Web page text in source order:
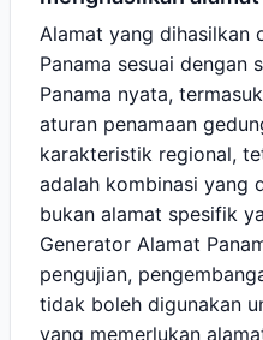
Alamat yang dihasilkan
Panama sesuai dengan
Panama nyata,
aturan penamaan
karakteristik regional,
adalah kombinasi yang
bukan alamat spesifik
Generator Alamat
pengujian,
tidak boleh digunakan
yang memerlukan